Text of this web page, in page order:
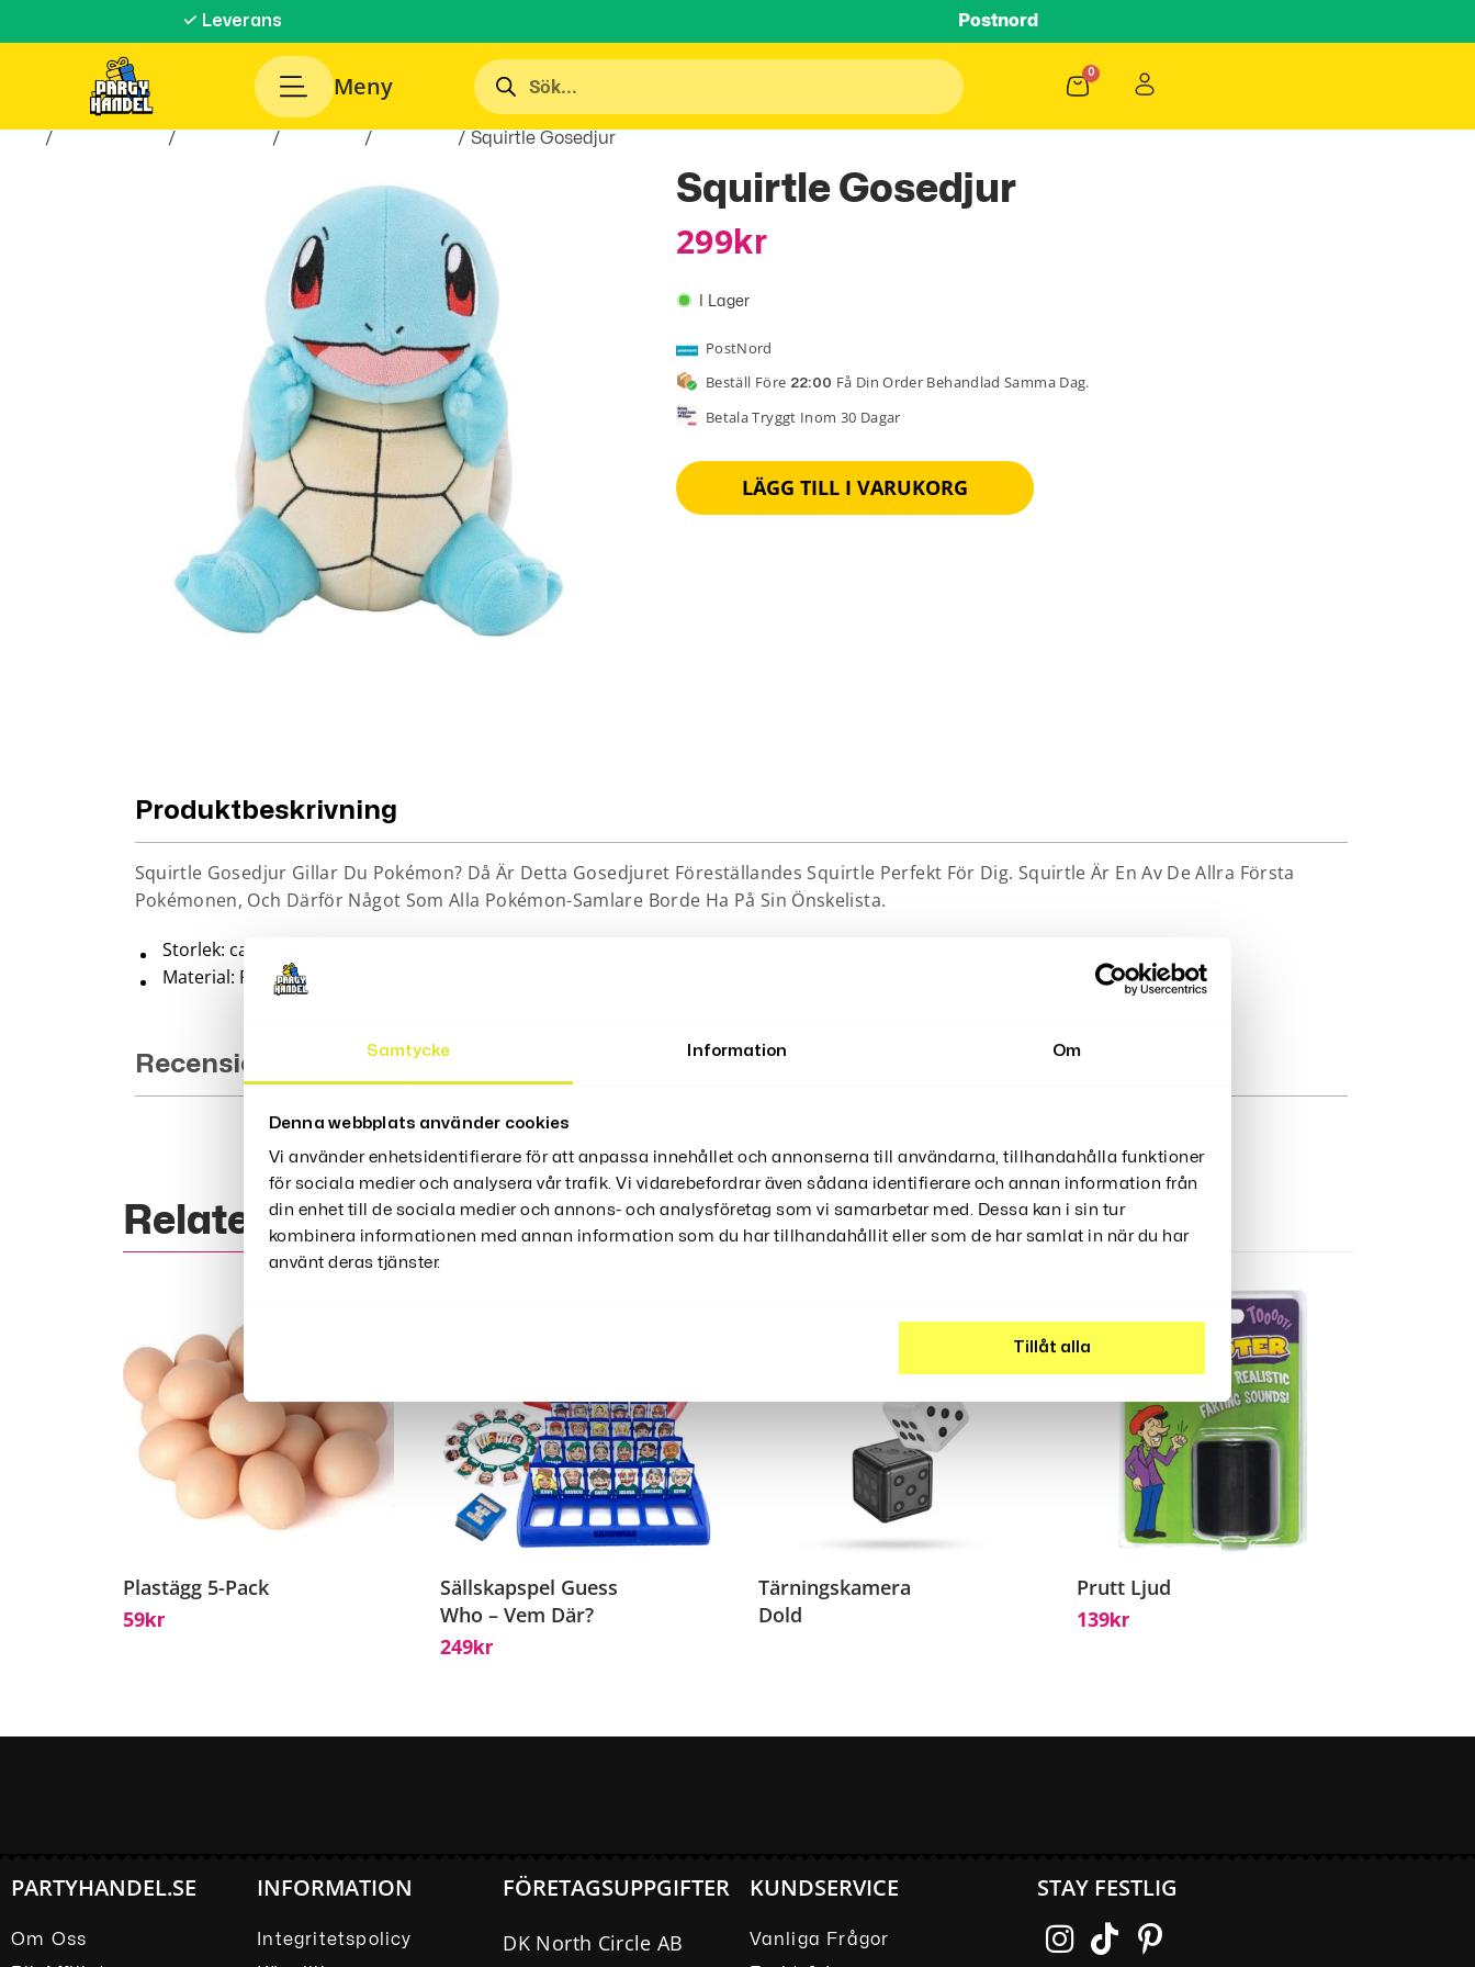
Samtycke Information Om
Denna webbplats använder cookies
Vi använder enhetsidentifierare för att anpassa innehållet och annonserna till användarna, tillhandahålla funktioner
för sociala medier och analysera vår trafik. Vi vidarebefordrar även sådana identifierare och annan information från
din enhet till de sociala medier och annons- och analysföretag som vi samarbetar med. Dessa kan i sin tur
kombinera informationen med annan information som du har tillhandahållit eller som de har samlat in när du har
använt deras tjänster.
Tillåt alla
✓ Leverans Postnord
Meny
/ / / / / Squirtle Gosedjur
Squirtle Gosedjur
299 Kr
I Lager
PostNord
Beställ Före 22:00 Få Din Order Behandlad Samma Dag.
Betala Tryggt Inom 30 Dagar
LÄGG TILL I VARUKORG
Produktbeskrivning
Squirtle Gosedjur Gillar Du Pokémon? Då Är Detta Gosedjuret Föreställandes Squirtle Perfekt För Dig. Squirtle Är En Av De Allra Första
Pokémonen, Och Därför Något Som Alla Pokémon-Samlare Borde Ha På Sin Önskelista.
Storlek: ca 23 cm
Material: Plysch
Recensioner (0)
Relaterade Produkter
Plastägg 5-Pack
59Kr
Sällskapspel Guess
Who – Vem Där?
249Kr
Tärningskamera
Dold
Prutt Ljud
139Kr
PARTYHANDEL.SE
Om Oss
INFORMATION
Integritetspolicy
FÖRETAGSUPPGIFTER
DK North Circle AB
KUNDSERVICE
Vanliga Frågor
STAY FESTLIG